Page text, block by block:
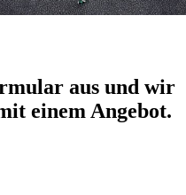
aus und wir
einem Angebot.